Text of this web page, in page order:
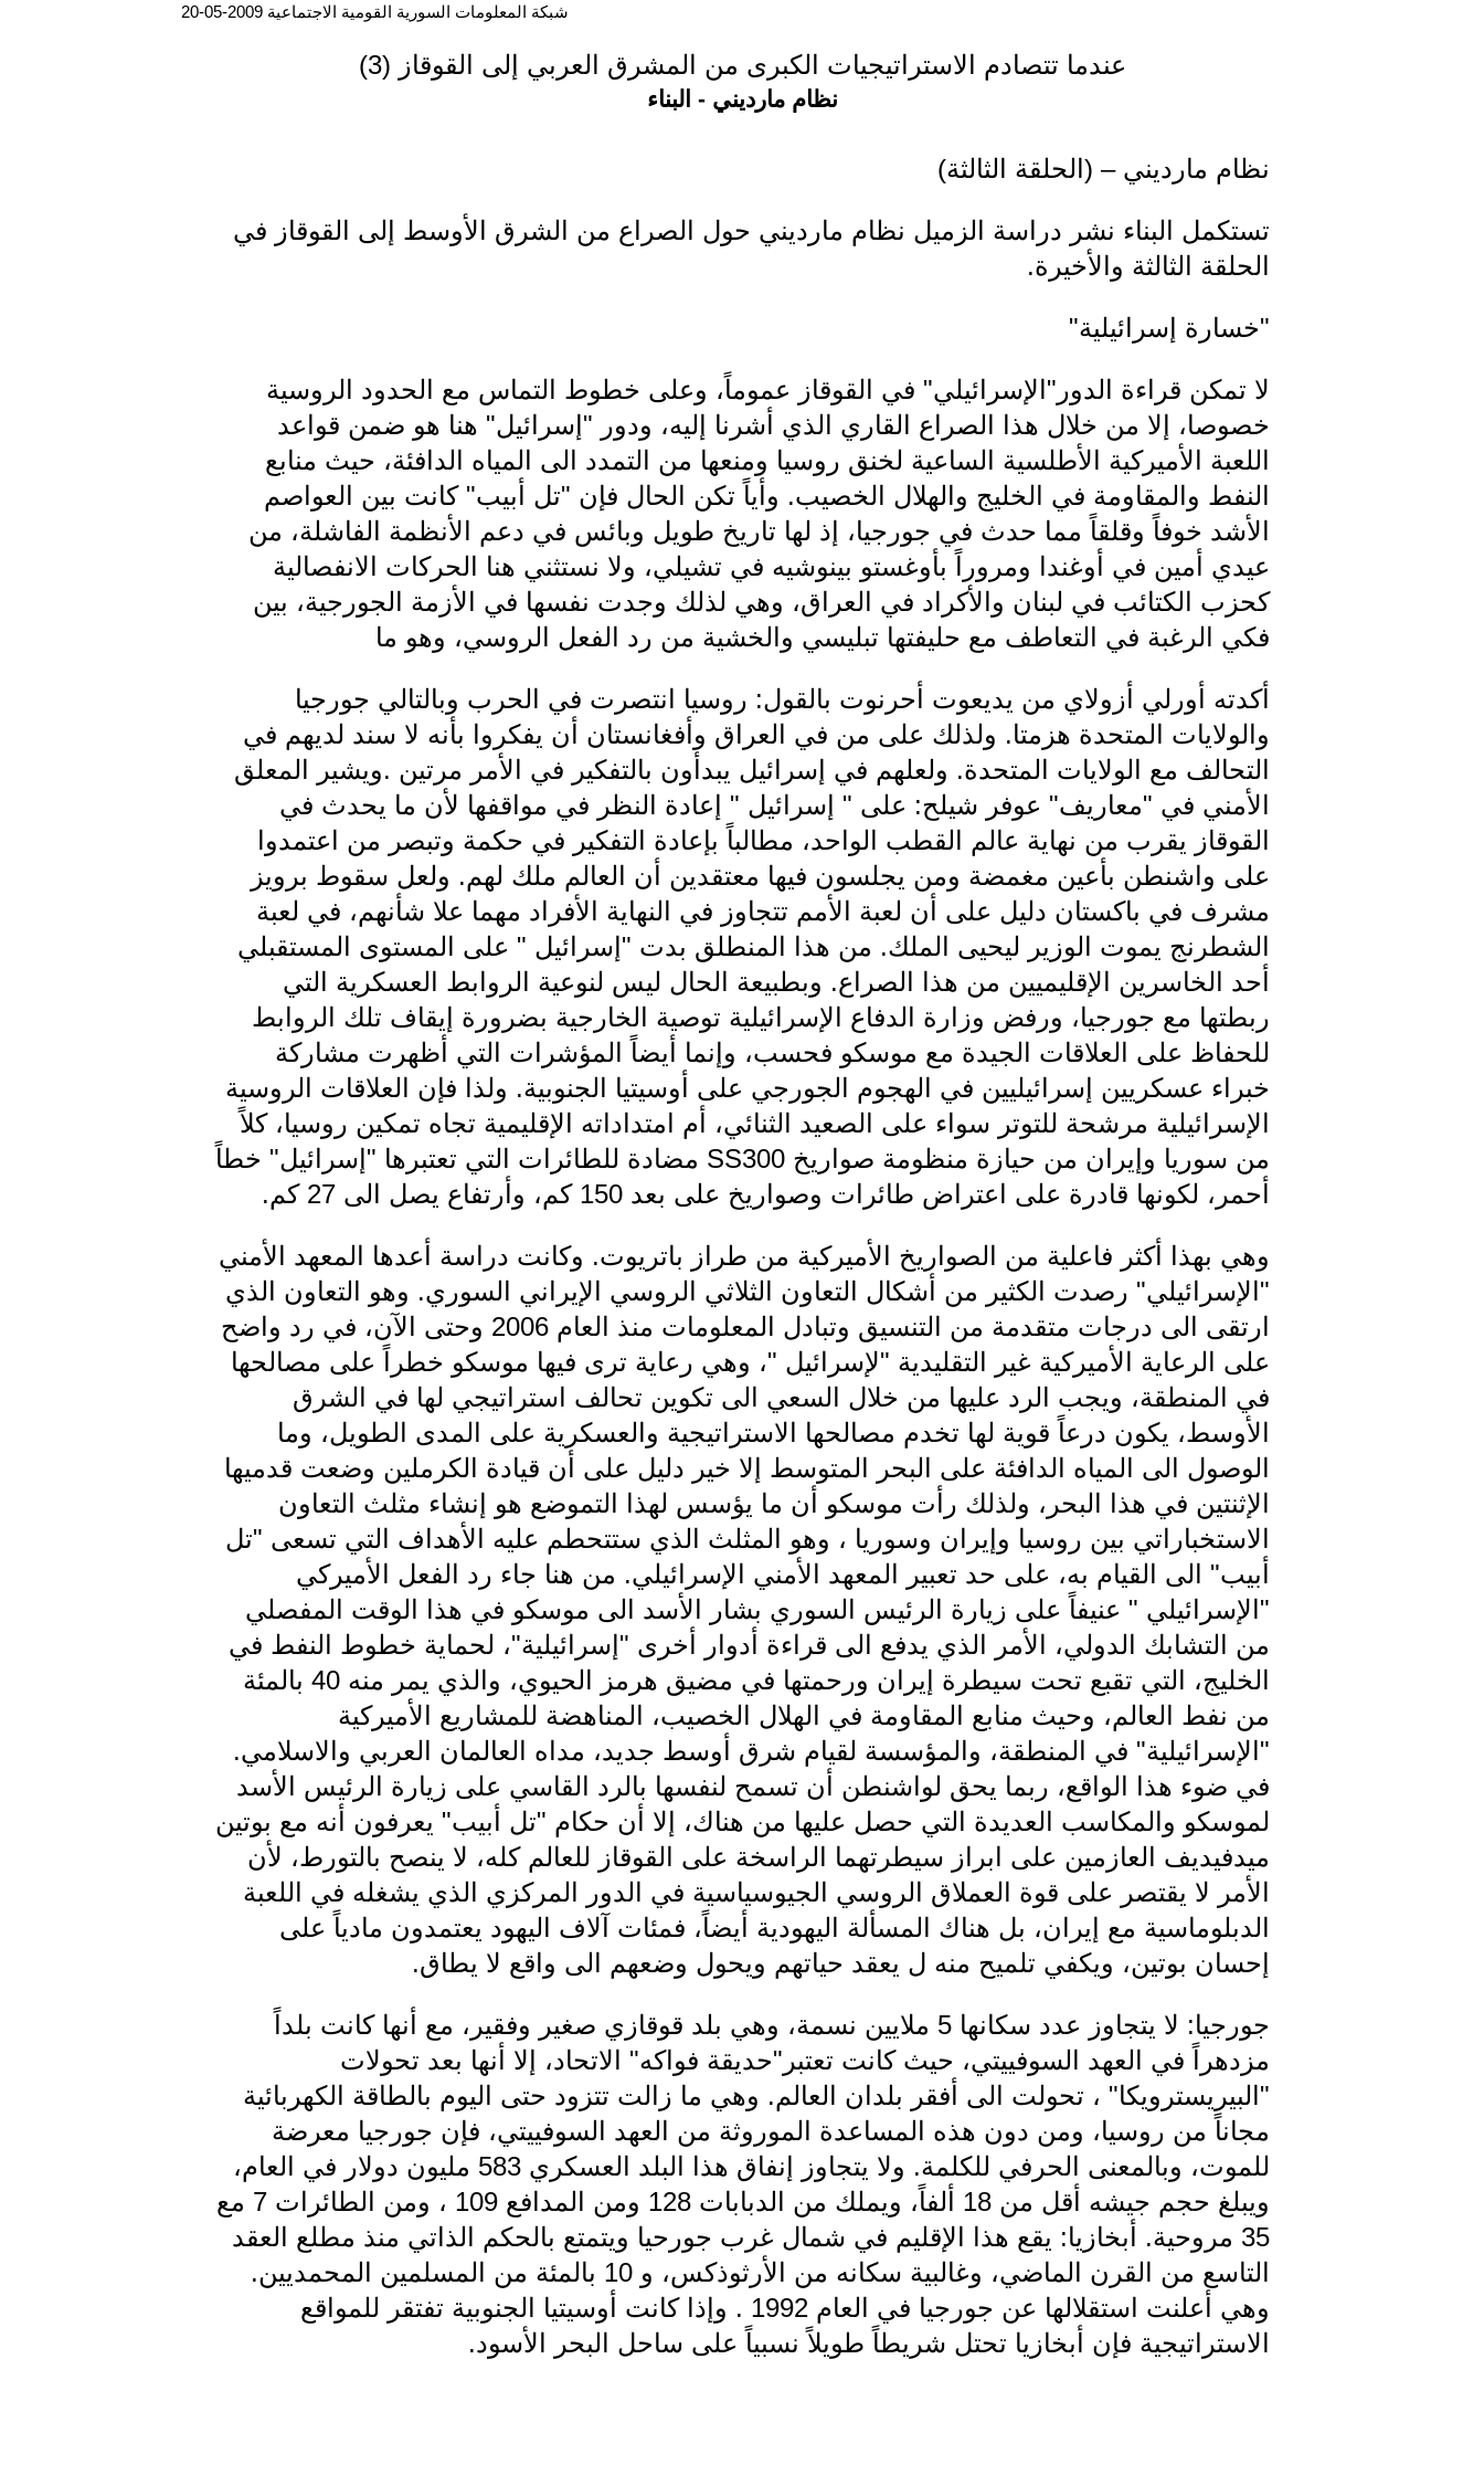
شبكة المعلومات السورية القومية الاجتماعية 2009-05-20
عندما تتصادم الاستراتيجيات الكبرى من المشرق العربي إلى القوقاز (3)
نظام مارديني - البناء
نظام مارديني – (الحلقة الثالثة)
تستكمل البناء نشر دراسة الزميل نظام مارديني حول الصراع من الشرق الأوسط إلى القوقاز في
الحلقة الثالثة والأخيرة.
"خسارة إسرائيلية"
لا تمكن قراءة الدور"الإسرائيلي" في القوقاز عموماً، وعلى خطوط التماس مع الحدود الروسية
خصوصا، إلا من خلال هذا الصراع القاري الذي أشرنا إليه، ودور "إسرائيل" هنا هو ضمن قواعد
اللعبة الأميركية الأطلسية الساعية لخنق روسيا ومنعها من التمدد الى المياه الدافئة، حيث منابع
النفط والمقاومة في الخليج والهلال الخصيب. وأياً تكن الحال فإن "تل أبيب" كانت بين العواصم
الأشد خوفاً وقلقاً مما حدث في جورجيا، إذ لها تاريخ طويل وبائس في دعم الأنظمة الفاشلة، من
عيدي أمين في أوغندا ومروراً بأوغستو بينوشيه في تشيلي، ولا نستثني هنا الحركات الانفصالية
كحزب الكتائب في لبنان والأكراد في العراق، وهي لذلك وجدت نفسها في الأزمة الجورجية، بين
فكي الرغبة في التعاطف مع حليفتها تبليسي والخشية من رد الفعل الروسي، وهو ما
أكدته أورلي أزولاي من يديعوت أحرنوت بالقول: روسيا انتصرت في الحرب وبالتالي جورجيا
والولايات المتحدة هزمتا. ولذلك على من في العراق وأفغانستان أن يفكروا بأنه لا سند لديهم في
التحالف مع الولايات المتحدة. ولعلهم في إسرائيل يبدأون بالتفكير في الأمر مرتين .ويشير المعلق
الأمني في "معاريف" عوفر شيلح: على " إسرائيل " إعادة النظر في مواقفها لأن ما يحدث في
القوقاز يقرب من نهاية عالم القطب الواحد، مطالباً بإعادة التفكير في حكمة وتبصر من اعتمدوا
على واشنطن بأعين مغمضة ومن يجلسون فيها معتقدين أن العالم ملك لهم. ولعل سقوط برويز
مشرف في باكستان دليل على أن لعبة الأمم تتجاوز في النهاية الأفراد مهما علا شأنهم، في لعبة
الشطرنج يموت الوزير ليحيى الملك. من هذا المنطلق بدت "إسرائيل " على المستوى المستقبلي
أحد الخاسرين الإقليميين من هذا الصراع. وبطبيعة الحال ليس لنوعية الروابط العسكرية التي
ربطتها مع جورجيا، ورفض وزارة الدفاع الإسرائيلية توصية الخارجية بضرورة إيقاف تلك الروابط
للحفاظ على العلاقات الجيدة مع موسكو فحسب، وإنما أيضاً المؤشرات التي أظهرت مشاركة
خبراء عسكريين إسرائيليين في الهجوم الجورجي على أوسيتيا الجنوبية. ولذا فإن العلاقات الروسية
الإسرائيلية مرشحة للتوتر سواء على الصعيد الثنائي، أم امتداداته الإقليمية تجاه تمكين روسيا، كلاً
من سوريا وإيران من حيازة منظومة صواريخ SS300 مضادة للطائرات التي تعتبرها "إسرائيل" خطاً
أحمر، لكونها قادرة على اعتراض طائرات وصواريخ على بعد 150 كم، وأرتفاع يصل الى 27 كم.
وهي بهذا أكثر فاعلية من الصواريخ الأميركية من طراز باتريوت. وكانت دراسة أعدها المعهد الأمني
"الإسرائيلي" رصدت الكثير من أشكال التعاون الثلاثي الروسي الإيراني السوري. وهو التعاون الذي
ارتقى الى درجات متقدمة من التنسيق وتبادل المعلومات منذ العام 2006 وحتى الآن، في رد واضح
على الرعاية الأميركية غير التقليدية "لإسرائيل "، وهي رعاية ترى فيها موسكو خطراً على مصالحها
في المنطقة، ويجب الرد عليها من خلال السعي الى تكوين تحالف استراتيجي لها في الشرق
الأوسط، يكون درعاً قوية لها تخدم مصالحها الاستراتيجية والعسكرية على المدى الطويل، وما
الوصول الى المياه الدافئة على البحر المتوسط إلا خير دليل على أن قيادة الكرملين وضعت قدميها
الإثنتين في هذا البحر، ولذلك رأت موسكو أن ما يؤسس لهذا التموضع هو إنشاء مثلث التعاون
الاستخباراتي بين روسيا وإيران وسوريا ، وهو المثلث الذي ستتحطم عليه الأهداف التي تسعى "تل
أبيب" الى القيام به، على حد تعبير المعهد الأمني الإسرائيلي. من هنا جاء رد الفعل الأميركي
"الإسرائيلي " عنيفاً على زيارة الرئيس السوري بشار الأسد الى موسكو في هذا الوقت المفصلي
من التشابك الدولي، الأمر الذي يدفع الى قراءة أدوار أخرى "إسرائيلية"، لحماية خطوط النفط في
الخليج، التي تقبع تحت سيطرة إيران ورحمتها في مضيق هرمز الحيوي، والذي يمر منه 40 بالمئة
من نفط العالم، وحيث منابع المقاومة في الهلال الخصيب، المناهضة للمشاريع الأميركية
"الإسرائيلية" في المنطقة، والمؤسسة لقيام شرق أوسط جديد، مداه العالمان العربي والاسلامي.
في ضوء هذا الواقع، ربما يحق لواشنطن أن تسمح لنفسها بالرد القاسي على زيارة الرئيس الأسد
لموسكو والمكاسب العديدة التي حصل عليها من هناك، إلا أن حكام "تل أبيب" يعرفون أنه مع بوتين
ميدفيديف العازمين على ابراز سيطرتهما الراسخة على القوقاز للعالم كله، لا ينصح بالتورط، لأن
الأمر لا يقتصر على قوة العملاق الروسي الجيوسياسية في الدور المركزي الذي يشغله في اللعبة
الدبلوماسية مع إيران، بل هناك المسألة اليهودية أيضاً، فمئات آلاف اليهود يعتمدون مادياً على
إحسان بوتين، ويكفي تلميح منه ل يعقد حياتهم ويحول وضعهم الى واقع لا يطاق.
جورجيا: لا يتجاوز عدد سكانها 5 ملايين نسمة، وهي بلد قوقازي صغير وفقير، مع أنها كانت بلداً
مزدهراً في العهد السوفييتي، حيث كانت تعتبر"حديقة فواكه" الاتحاد، إلا أنها بعد تحولات
"البيريسترويكا" ، تحولت الى أفقر بلدان العالم. وهي ما زالت تتزود حتى اليوم بالطاقة الكهربائية
مجاناً من روسيا، ومن دون هذه المساعدة الموروثة من العهد السوفييتي، فإن جورجيا معرضة
للموت، وبالمعنى الحرفي للكلمة. ولا يتجاوز إنفاق هذا البلد العسكري 583 مليون دولار في العام،
ويبلغ حجم جيشه أقل من 18 ألفاً، ويملك من الدبابات 128 ومن المدافع 109 ، ومن الطائرات 7 مع
35 مروحية. أبخازيا: يقع هذا الإقليم في شمال غرب جورحيا ويتمتع بالحكم الذاتي منذ مطلع العقد
التاسع من القرن الماضي، وغالبية سكانه من الأرثوذكس، و 10 بالمئة من المسلمين المحمديين.
وهي أعلنت استقلالها عن جورجيا في العام 1992 . وإذا كانت أوسيتيا الجنوبية تفتقر للمواقع
الاستراتيجية فإن أبخازيا تحتل شريطاً طويلاً نسبياً على ساحل البحر الأسود.